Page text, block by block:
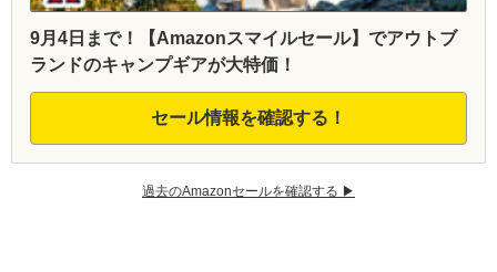
9月4日まで！【Amazonスマイルセール】でアウトブ
ランドのキャンプギアが大特価！
セール情報を確認する！
過去のAmazonセールを確認する ▶︎